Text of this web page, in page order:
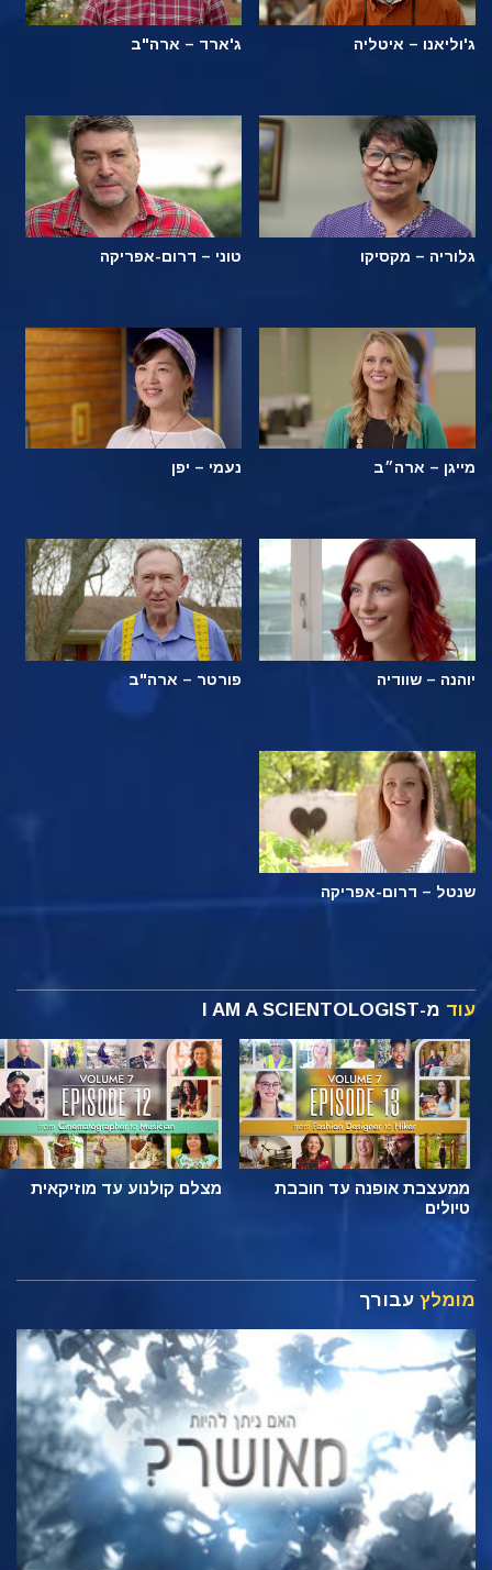
ג'וליאנו – איטליה ג'ארד – ארה"ב
גלוריה – מקסיקו טוני – דרום-אפריקה
מייגן – ארה״ב נעמי – יפן
יוהנה – שוודיה פורטר – ארה"ב
שנטל – דרום-אפריקה
עוד מ-I AM A SCIENTOLOGIST
ממעצבת אופנה עד חובבת
טיולים
מצלם קולנוע עד מוזיקאית
מומלץ עבורך